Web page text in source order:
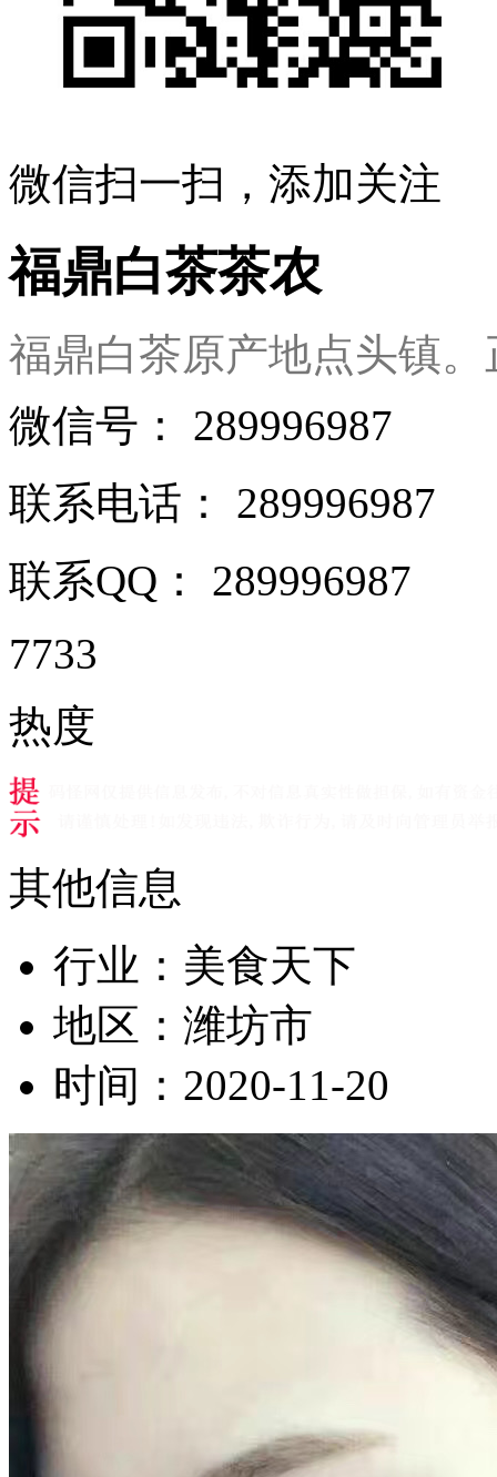
微信扫一扫，添加关注
福鼎白茶茶农
福鼎白茶原产地点头镇
微信号： 289996987
联系电话： 289996987
联系QQ： 289996987
7733
热度
其他信息
行业： 美食天下
地区： 潍坊市
时间： 2020-11-20